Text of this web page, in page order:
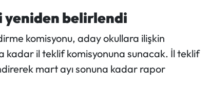
belirlendi
komisyonu, aday okullara ilişkin
kadar il teklif komisyonuna sunacak. İl teklif
mart ayı sonuna kadar rapor